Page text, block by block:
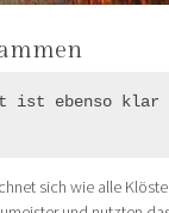
ist ebenso klar
sich wie alle